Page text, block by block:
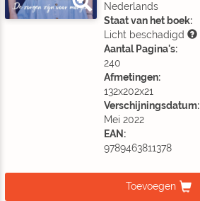
Nederlands
Staat van het boek:
Licht beschadigd
Aantal Pagina's:
240
Afmetingen:
132x202x21
Verschijningsdatum:
Mei 2022
EAN:
9789463811378
Toevoegen